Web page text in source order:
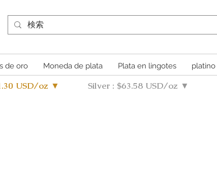
de oro Moneda de plata Plata en lingotes platino
USD/oz ▼ Silver : $63.58 USD/oz ▼